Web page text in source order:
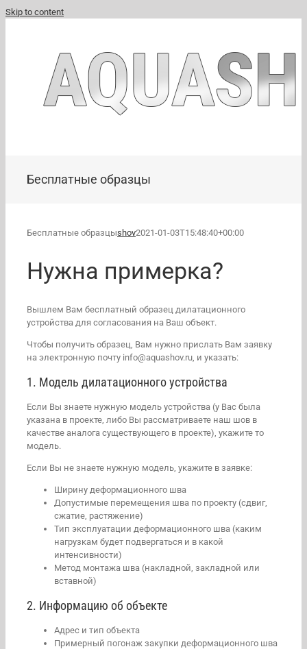
Skip to content
Бесплатные образцы
Бесплатные образцыshov2021-01-03T15:48:40+00:00
Нужна примерка?
Вышлем Вам бесплатный образец дилатационного
устройства для согласования на Ваш объект.
Чтобы получить образец, Вам нужно прислать Вам заявку
на электронную почту info@aquashov.ru, и указать:
1. Модель дилатационного устройства
Если Вы знаете нужную модель устройства (у Вас была
указана в проекте, либо Вы рассматриваете наш шов в
качестве аналога существующего в проекте), укажите то
модель.
Если Вы не знаете нужную модель, укажите в заявке:
Ширину деформационного шва
Допустимые перемещения шва по проекту (сдвиг,
сжатие, растяжение)
Тип эксплуатации деформационного шва (каким
нагрузкам будет подвергаться и в какой
интенсивности)
Метод монтажа шва (накладной, закладной или
вставной)
2. Информацию об объекте
Адрес и тип объекта
Примерный погонаж закупки деформационного шва